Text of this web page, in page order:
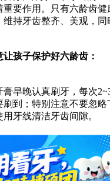
要作用。只有六龄齿健
维持牙齿整齐、美观，
孩子保护好六龄齿：
早晚认真刷牙，每次
刷到；特别注意不要忽略
牙线清洁牙齿间隙。
数，少吃甜食、精加工
食物。